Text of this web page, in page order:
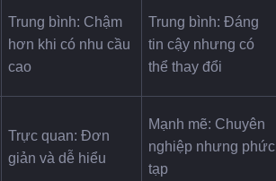
Trung bình: Chậm
hơn khi có nhu cầu
cao
Trung bình: Đáng
tin cậy nhưng có
thể thay đổi
Trực quan: Đơn
giản và dễ hiểu
Mạnh mẽ: Chuyên
nghiệp nhưng phức
tạp